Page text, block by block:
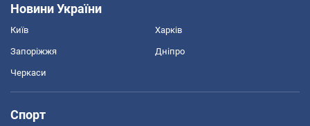
Новини України
Київ Харків
Запоріжжя Дніпро
Черкаси
Спорт